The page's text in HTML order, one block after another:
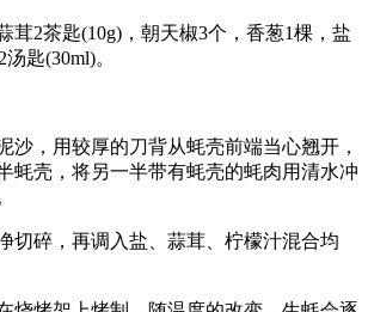
茸2茶匙(10g)，朝天椒3个，香葱1棵，盐
匙(30ml)。
沙，用较厚的刀背从蚝壳前端当心翘开，
蚝壳，将另一半带有蚝壳的蚝肉用清水冲
切碎，再调入盐、蒜茸、柠檬汁混合均